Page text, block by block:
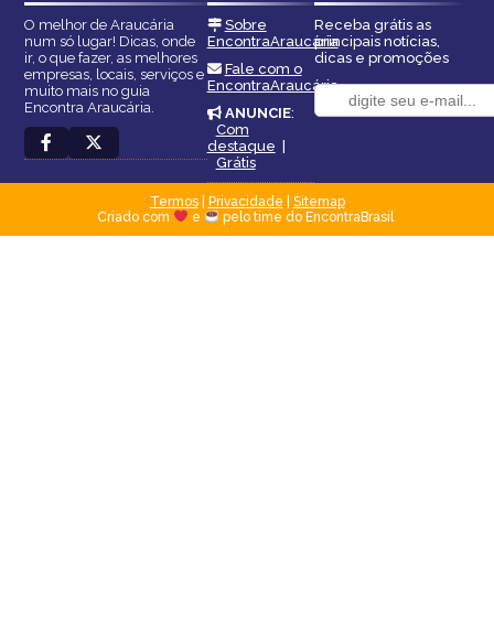
O melhor de Araucária
num só lugar! Dicas, onde
ir, o que fazer, as melhores
empresas, locais, serviços e
muito mais no guia
Encontra Araucária.
Sobre
EncontraAraucária
Fale com o
EncontraAraucária
ANUNCIE:
Com
destaque |
Grátis
Receba grátis as
principais notícias,
dicas e promoções
Termos| Privacidade
Sitemap
Criado com
e pelo time do EncontraBrasil